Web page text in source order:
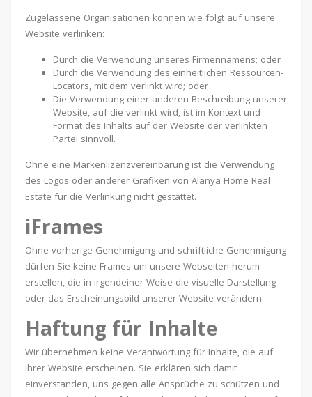
Zugelassene Organisationen können wie folgt auf unsere
Website verlinken:
Durch die Verwendung unseres Firmennamens; oder
Durch die Verwendung des einheitlichen Ressourcen-
Locators, mit dem verlinkt wird; oder
Die Verwendung einer anderen Beschreibung unserer
Website, auf die verlinkt wird, ist im Kontext und
Format des Inhalts auf der Website der verlinkten
Partei sinnvoll.
Ohne eine Markenlizenzvereinbarung ist die Verwendung
des Logos oder anderer Grafiken von Alanya Home Real
Estate für die Verlinkung nicht gestattet.
iFrames
Ohne vorherige Genehmigung und schriftliche Genehmigung
dürfen Sie keine Frames um unsere Webseiten herum
erstellen, die in irgendeiner Weise die visuelle Darstellung
oder das Erscheinungsbild unserer Website verändern.
Haftung für Inhalte
Wir übernehmen keine Verantwortung für Inhalte, die auf
Ihrer Website erscheinen. Sie erklären sich damit
einverstanden, uns gegen alle Ansprüche zu schützen und